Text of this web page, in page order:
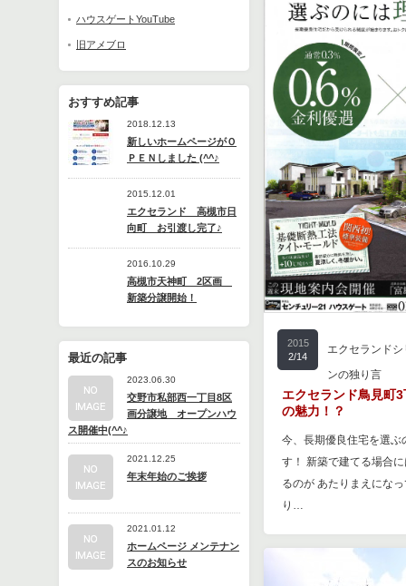
ハウスゲートYouTube
旧アメブロ
おすすめ記事
2018.12.13
新しいホームページがＯ
ＰＥＮしました (^^♪
2015.12.01
エクセランド 高槻市日
向町 お引渡し完了♪
2016.10.29
高槻市天神町 2区画
新築分譲開始！
最近の記事
2023.06.30
交野市私部西一丁目8区
画分譲地 オープンハウ
ス開催中(^^♪
2021.12.25
年末年始のご挨拶
2021.01.12
ホームページ メンテナン
スのお知らせ
2015
2/14
エクセランドシ
ンの独り言
エクセランド鳥見
の魅力！？
今、長期優良住宅を選ぶ
す！ 新築で建てる場合
るのが あたりまえにな
り…